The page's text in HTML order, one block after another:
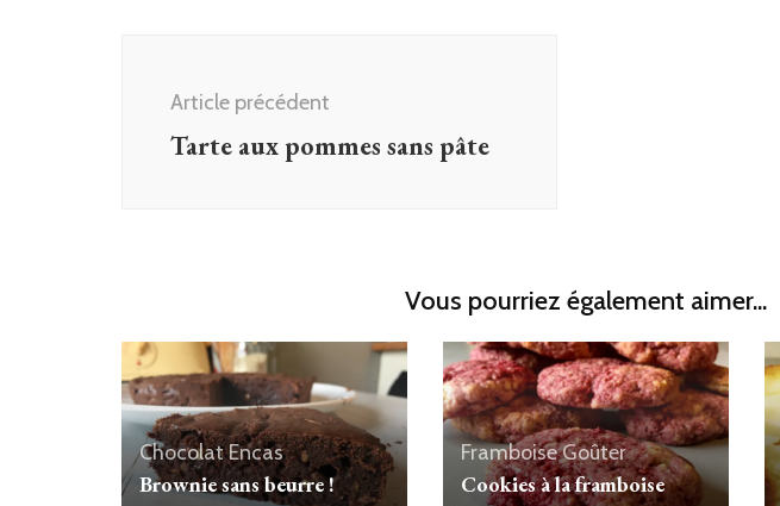
d'article
Article précédent
Tarte aux pommes sans pâte
Vous pourriez également aimer...
ChocolatEncas
Brownie sans beurre !
FramboiseGoûter
Cookies à la framboise